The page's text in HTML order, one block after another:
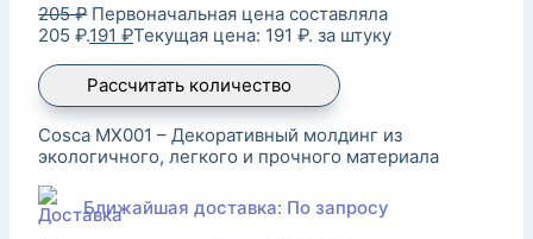
205₽ Первоначальная цена составляла
205 ₽.191 ₽Текущая цена: 191 ₽. за штуку
Рассчитать количество
Cosca MX001 – Декоративный молдинг из
экологичного, легкого и прочного материала
Ближайшая доставка: По запросу